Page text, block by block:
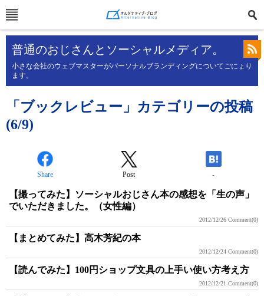
普通のおじさんとソーシャルメディア。
小さな会社のウェブマスターがパーソナルブランディングについてごにょり
ます。
「ブックレビュー」カテゴリーの投稿
(6/9)
Share Post -
【撮ってみた】ソーシャルおじさん本の感想を「生の声」
でいただきました。（女性編）
2012/12/26 Comment(0)
【まとめてみた】高木芳紀の本
2012/12/24 Comment(0)
【読んでみた】100円ショップ文具の上手い使い方考え方
2012/12/21 Comment(0)